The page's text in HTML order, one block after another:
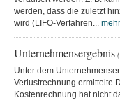
werden, dass die zuletzt
wird (LIFO-Verfahren...
Unternehmensergebnis
Unter dem
Verlustrechnung ermittelte
Kostenrechnung hat nicht